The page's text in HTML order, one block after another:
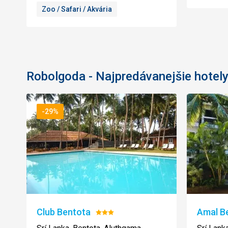
Zoo / Safari / Akvária
Robolgoda - Najpredávanejšie hotely
-29%
Club Bentota Hodnotenie:
3/5
Amal